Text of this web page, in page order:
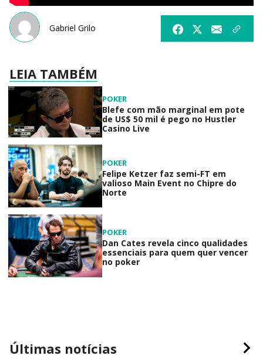
Gabriel Grilo
LEIA TAMBÉM
POKER
Blefe com mão marginal em pote
de US$ 50 mil é pego no Hustler
Casino Live
POKER
Felipe Ketzer faz semi-FT em
valioso Main Event no Chipre do
Norte
POKER
Dan Cates revela cinco qualidades
essenciais para quem quer vencer
no poker
Últimas notícias